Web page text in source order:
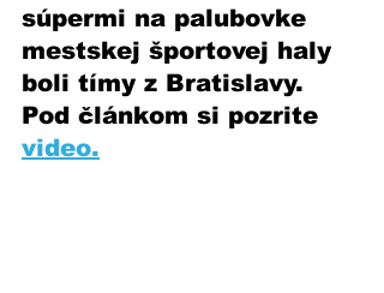
súpermi na palubovke
mestskej športovej haly
boli tímy z Bratislavy.
Pod článkom si pozrite
video.